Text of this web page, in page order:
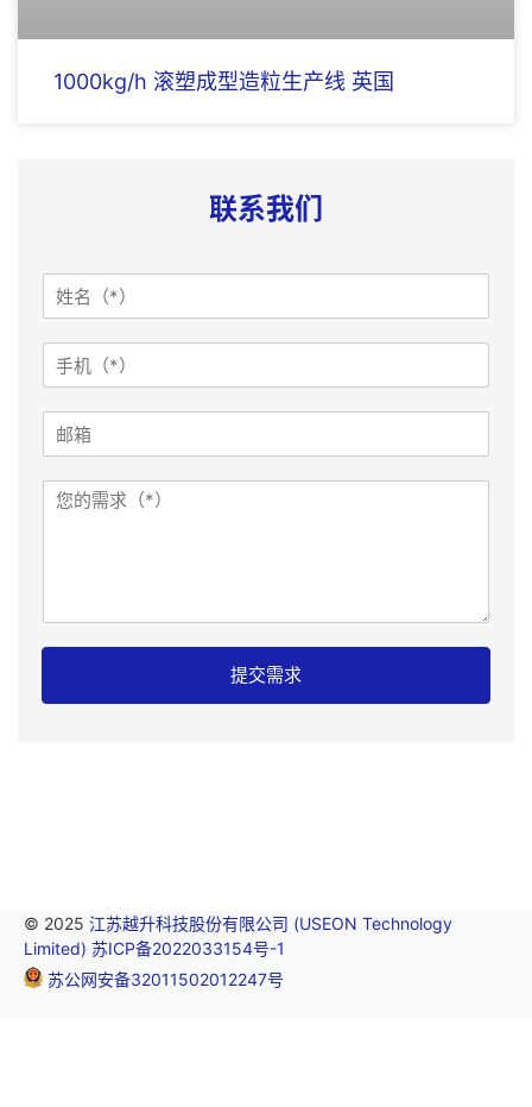
1000kg/h 滚塑成型造粒生产线 英国
联系我们
姓
名
手
箱
需
求
邮
I
提交需求
© 2025 江苏越升科技股份有限公司 (USEON Technology
Limited) 苏ICP备2022033154号-1
苏公网安备32011502012247号